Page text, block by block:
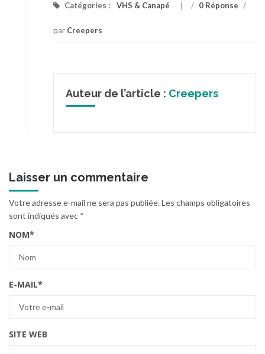
Catégories : VHS & Canapé / 0 Réponse /
par Creepers
Auteur de l’article : Creepers
Laisser un commentaire
Votre adresse e-mail ne sera pas publiée.Les champs obligatoires
sont indiqués avec *
NOM*
E-MAIL*
SITE WEB